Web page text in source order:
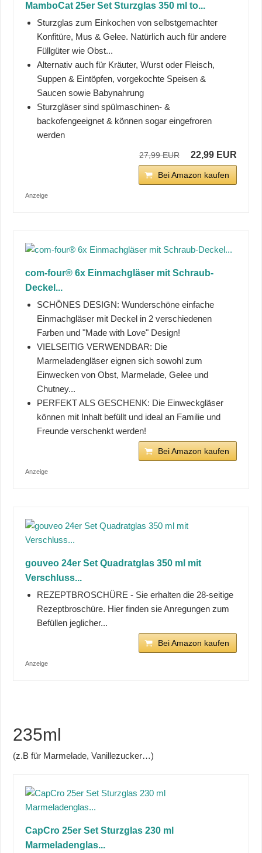
MamboCat 25er Set Sturzglas 350 ml to...
Sturzglas zum Einkochen von selbstgemachter
Konfitüre, Mus & Gelee. Natürlich auch für andere
Füllgüter wie Obst...
Alternativ auch für Kräuter, Wurst oder Fleisch,
Suppen & Eintöpfen, vorgekochte Speisen &
Saucen sowie Babynahrung
Sturzgläser sind spülmaschinen- &
backofengeeignet & können sogar eingefroren
werden
27,99 EUR 22,99 EUR
Bei Amazon kaufen
Anzeige
com-four® 6x Einmachgläser mit Schraub-
Deckel...
SCHÖNES DESIGN: Wunderschöne einfache
Einmachgläser mit Deckel in 2 verschiedenen
Farben und "Made with Love" Design!
VIELSEITIG VERWENDBAR: Die
Marmeladengläser eignen sich sowohl zum
Einwecken von Obst, Marmelade, Gelee und
Chutney...
PERFEKT ALS GESCHENK: Die Einweckgläser
können mit Inhalt befüllt und ideal an Familie und
Freunde verschenkt werden!
Bei Amazon kaufen
Anzeige
gouveo 24er Set Quadratglas 350 ml mit
Verschluss...
REZEPTBROSCHÜRE - Sie erhalten die 28-seitige
Rezeptbroschüre. Hier finden sie Anregungen zum
Befüllen jeglicher...
Bei Amazon kaufen
Anzeige
235ml
(z.B für Marmelade, Vanillezucker…)
CapCro 25er Set Sturzglas 230 ml
Marmeladenglas...